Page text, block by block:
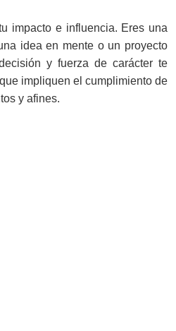
impacto e influencia. Eres una
idea en mente o un proyecto
y fuerza de carácter te
impliquen el cumplimiento de
y afines.